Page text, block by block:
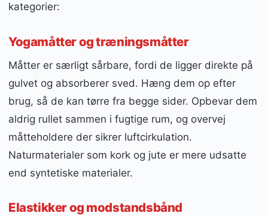
kategorier:
Yogamåtter og træningsmåtter
Måtter er særligt sårbare, fordi de ligger direkte på
gulvet og absorberer sved. Hæng dem op efter
brug, så de kan tørre fra begge sider. Opbevar dem
aldrig rullet sammen i fugtige rum, og overvej
måtteholdere der sikrer luftcirkulation.
Naturmaterialer som kork og jute er mere udsatte
end syntetiske materialer.
Elastikker og modstandsbånd